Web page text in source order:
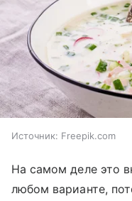
Источник: Freepik.com
На самом деле это
любом варианте,